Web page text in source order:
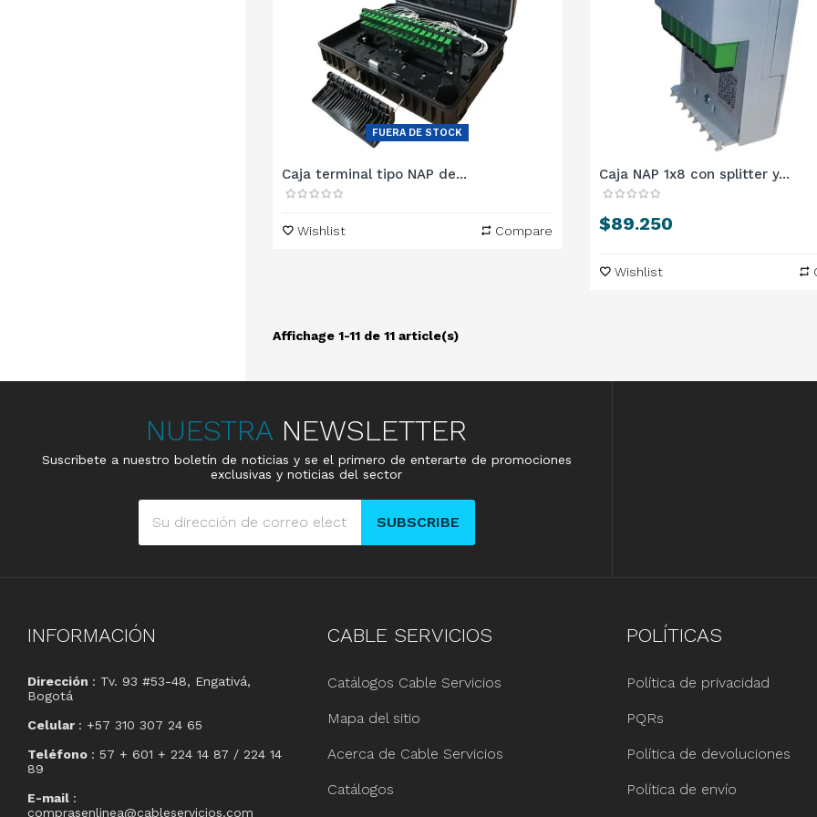
FUERA DE STOCK
Caja terminal tipo NAP de...
Wishlist Compare
Caja NAP 1x8 con splitter y...
Precio
$89.250
Wishlist
Affichage 1-11 de 11 article(s)
NUESTRA NEWSLETTER
Suscribete a nuestro boletín de noticias y se el primero de enterarte de promociones
exclusivas y noticias del sector
SUBSCRIBE
INFORMACIÓN
Dirección : Tv. 93 #53-48, Engativá,
Bogotá
Celular : +57 310 307 24 65
Teléfono : 57 + 601 + 224 14 87 / 224 14
89
E-mail :
comprasenlinea@cableservicios.com
CABLE SERVICIOS
Catálogos Cable Servicios
Mapa del sitio
Acerca de Cable Servicios
Catálogos
POLÍTICAS
Política de privacidad
PQRs
Política de devoluciones
Política de envío